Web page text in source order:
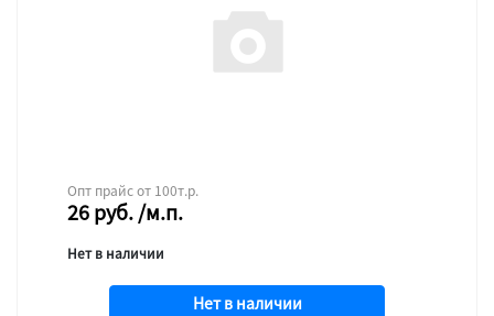
Опт прайс от 100т.р.
26руб./м.п.
Нет в наличии
Нет в наличии